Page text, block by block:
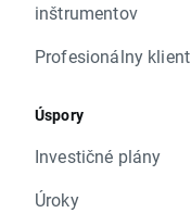
inštrumentov
Profesionálny klient
Úspory
Investičné plány
Úroky